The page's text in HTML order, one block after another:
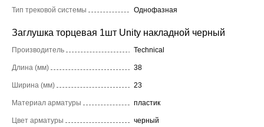
Тип трековой системы Однофазная
Заглушка торцевая 1шт Unity накладной черный
Производитель Technical
Длина (мм) 38
Ширина (мм) 23
Материал арматуры пластик
Цвет арматуры черный